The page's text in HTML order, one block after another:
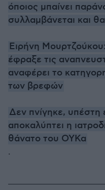
όποιος μπαίνει
συλλαμβάνεται και θα
Ειρήνη
έφραξε τις
αναφέρει το
των βρεφών
Δεν πνίγηκε, υπέστη
αποκαλύπτει η
θάνατο του ΟΥΚα
.